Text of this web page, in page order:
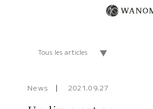
News 2021.09.27